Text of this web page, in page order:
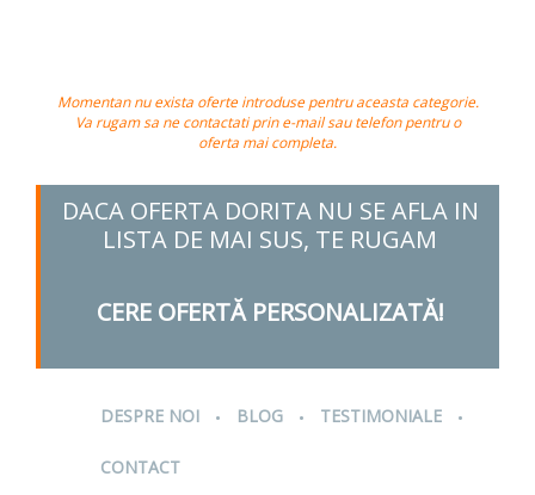
Momentan nu exista oferte introduse pentru aceasta categorie.
Va rugam sa ne contactati prin e-mail sau telefon pentru o
oferta mai completa.
DACA OFERTA DORITA NU SE AFLA IN
LISTA DE MAI SUS, TE RUGAM
CERE OFERTĂ PERSONALIZATĂ!
DESPRE NOI . BLOG . TESTIMONIALE .
CONTACT